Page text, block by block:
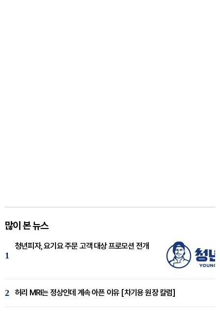
많이 본 뉴스
1
청년피자, 요기요 주문 고객 대상 프로모션 전개
2 허리 MRI는 정상인데 계속 아픈 이유 [차기용 원장 칼럼]